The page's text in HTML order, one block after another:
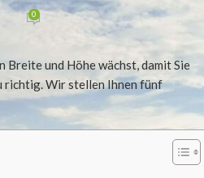
0
Breite und Höhe wächst, damit Sie
richtig. Wir stellen Ihnen fünf